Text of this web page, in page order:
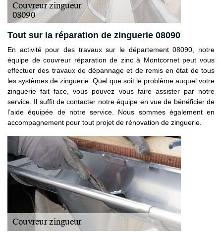
Tout sur la réparation de zinguerie 08090
En activité pour des travaux sur le département 08090, notre
équipe de couvreur réparation de zinc à Montcornet peut vous
effectuer des travaux de dépannage et de remis en état de tous
les systèmes de zinguerie. Quel que soit le problème auquel votre
zinguerie fait face, vous pouvez vous faire assister par notre
service. Il suffit de contacter notre équipe en vue de bénéficier de
l’aide équipée de notre service. Nous sommes également en
accompagnement pour tout projet de rénovation de zinguerie.